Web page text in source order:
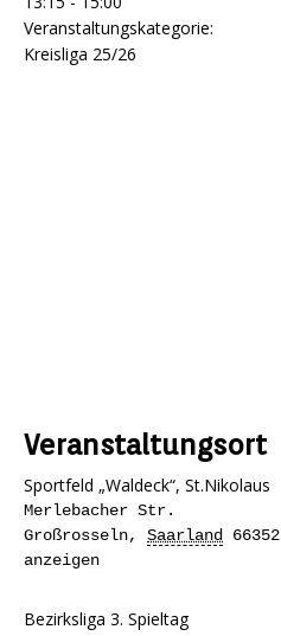
Veranstaltungskategorie:
Kreisliga 25/26
Veranstaltungsort
Sportfeld „Waldeck“, St.Nikolaus
Merlebacher Str.
Großrosseln, Saarland 66352
anzeigen
Bezirksliga 3. Spieltag